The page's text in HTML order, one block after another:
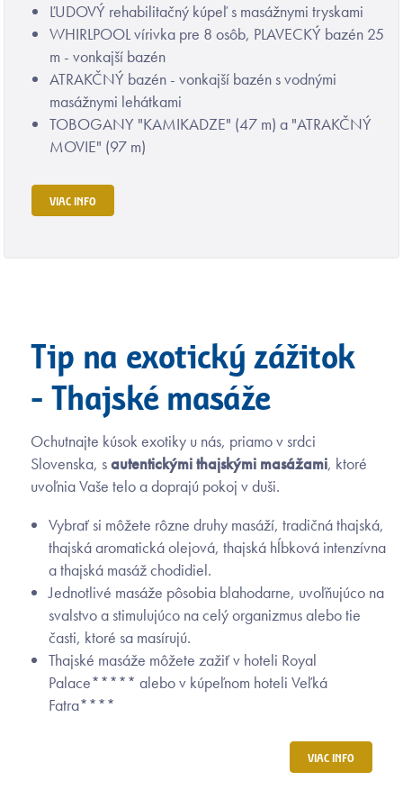
ĽUDOVÝ rehabilitačný kúpeľ s masážnymi tryskami
WHIRLPOOL vírivka pre 8 osôb, PLAVECKÝ bazén 25
m - vonkajší bazén
ATRAKČNÝ bazén - vonkajší bazén s vodnými
masážnymi lehátkami
TOBOGANY "KAMIKADZE" (47 m) a "ATRAKČNÝ
MOVIE" (97 m)
VIAC INFO
Tip na exotický zážitok
- Thajské masáže
Ochutnajte kúsok exotiky u nás, priamo v srdci
Slovenska, sautentickými thajskými masážami, ktoré
uvoľnia Vaše telo a doprajú pokoj v duši.
Vybrať si môžete rôzne druhy masáží, tradičná thajská,
thajská aromatická olejová, thajská hĺbková intenzívna
a thajská masáž chodidiel.
Jednotlivé masáže pôsobia blahodarne, uvoľňujúco na
svalstvo a stimulujúco na celý organizmus alebo tie
časti, ktoré sa masírujú.
Thajské masáže môžete zažiť v hoteli Royal
Palace***** alebo v kúpeľnom hoteli Veľká
Fatra****
VIAC INFO